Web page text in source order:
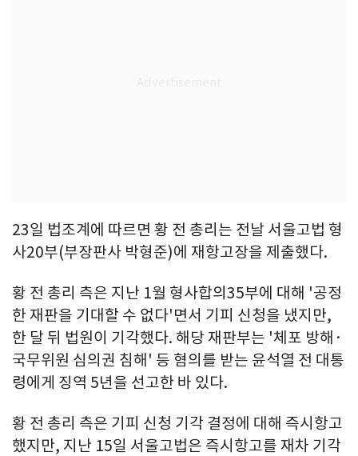
23일 법조계에 따르면 황 전 총리는 전날 서울고법 형
사20부(부장판사 박형준)에 재항고장을 제출했다.
황 전 총리 측은 지난 1월 형사합의35부에 대해 '공정
한 재판을 기대할 수 없다'면서 기피 신청을 냈지만,
한 달 뒤 법원이 기각했다. 해당 재판부는 '체포 방해·
국무위원 심의권 침해' 등 혐의를 받는 윤석열 전 대통
령에게 징역 5년을 선고한 바 있다.
황 전 총리 측은 기피 신청 기각 결정에 대해 즉시항고
했지만, 지난 15일 서울고법은 즉시항고를 재차 기각